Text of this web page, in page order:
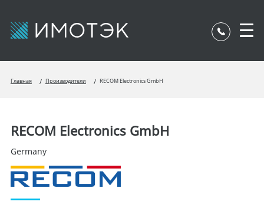
Главная Производители RECOM Electronics GmbH
RECOM Electronics GmbH
Germany